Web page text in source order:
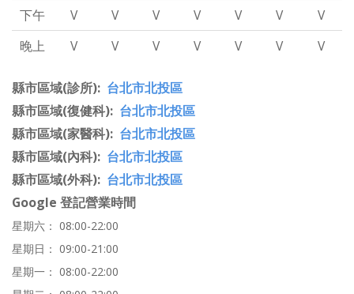
下午
V V V V V V
V
晚上
V V V V V V V
縣市區域(診所) 台北市北投區
縣市區域(復健科) 台北市北投區
縣市區域(家醫科) 台北市北投區
縣市區域(內科) 台北市北投區
縣市區域(外科) 台北市北投區
Google 登記營業時間
星期六： 08:00-22:00
星期日： 09:00-21:00
星期一： 08:00-22:00